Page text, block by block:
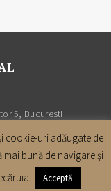
5, Bucuresti
| Toate drepturile sunt
cookie-uri adăugate de
bună de navigare şi
Acceptă